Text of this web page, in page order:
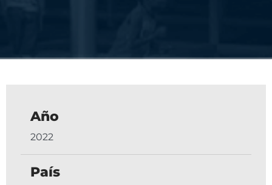
Año
2022
País